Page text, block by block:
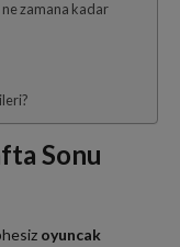
zamana kadar
Sonu
oyuncak